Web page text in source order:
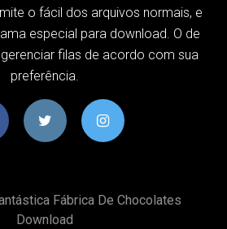
o fácil dos arquivos normais, e
especial para download. O de
filas de acordo com sua
preferência.
Fábrica De Chocolates
Download